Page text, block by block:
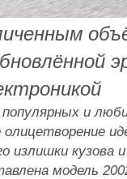
и
излишки кузова
модель